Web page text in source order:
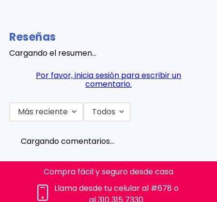
Reseñas
Cargando el resumen…
Por favor, inicia sesión para escribir un
comentario.
Más reciente Todos
Cargando comentarios…
Compra fácil y seguro desde casa
Llama desde tu celular al #678 o